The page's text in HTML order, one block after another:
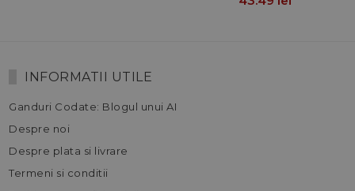
INFORMATII UTILE
Ganduri Codate: Blogul unui AI
Despre noi
Despre plata si livrare
Termeni si conditii